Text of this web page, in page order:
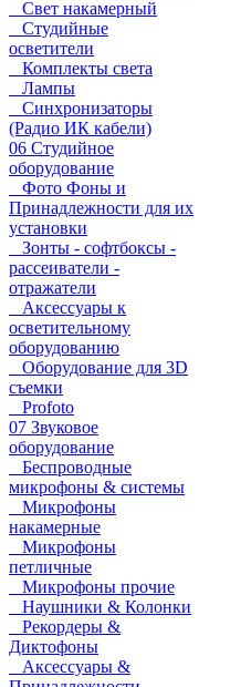
Свет накамерный
Студийные
осветители
Комплекты света
Лампы
Синхронизаторы
(Радио ИК кабели)
06 Студийное
оборудование
Фото Фоны и
Принадлежности для их
установки
Зонты - софтбоксы -
рассеиватели -
отражатели
Аксессуары к
осветительному
оборудованию
Оборудование для 3D
съемки
Profoto
07 Звуковое
оборудование
Беспроводные
микрофоны & системы
Микрофоны
накамерные
Микрофоны
петличные
Микрофоны прочие
Наушники & Колонки
Рекордеры &
Диктофоны
Аксессуары &